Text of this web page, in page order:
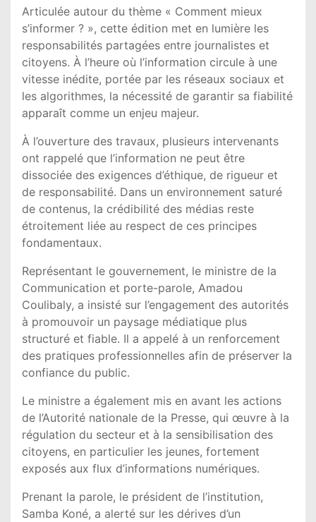
Articulée autour du thème « Comment mieux
s’informer ? », cette édition met en lumière les
responsabilités partagées entre journalistes et
citoyens. À l’heure où l’information circule à une
vitesse inédite, portée par les réseaux sociaux et
les algorithmes, la nécessité de garantir sa fiabilité
apparaît comme un enjeu majeur.
À l’ouverture des travaux, plusieurs intervenants
ont rappelé que l’information ne peut être
dissociée des exigences d’éthique, de rigueur et
de responsabilité. Dans un environnement saturé
de contenus, la crédibilité des médias reste
étroitement liée au respect de ces principes
fondamentaux.
Représentant le gouvernement, le ministre de la
Communication et porte-parole, Amadou
Coulibaly, a insisté sur l’engagement des autorités
à promouvoir un paysage médiatique plus
structuré et fiable. Il a appelé à un renforcement
des pratiques professionnelles afin de préserver la
confiance du public.
Le ministre a également mis en avant les actions
de l’Autorité nationale de la Presse, qui œuvre à la
régulation du secteur et à la sensibilisation des
citoyens, en particulier les jeunes, fortement
exposés aux flux d’informations numériques.
Prenant la parole, le président de l’institution,
Samba Koné, a alerté sur les dérives d’un